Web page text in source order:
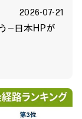
2026-07-21
―日本HPが